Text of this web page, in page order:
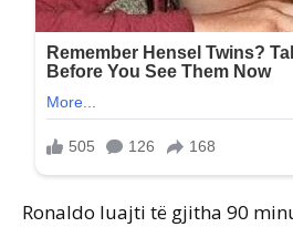
Ronaldo luajti të gjitha 90